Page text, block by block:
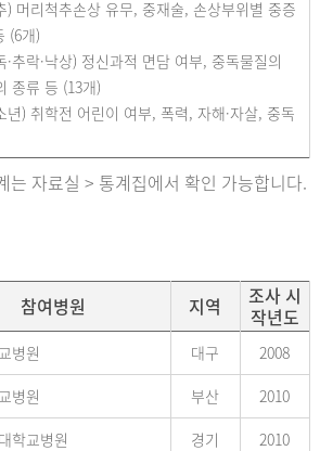
) 머리척추손상 유무, 중재술, 손상부위별 중증
(6개)
·추락·낙상) 정신과적 면담 여부, 중독물질의
종류 등 (13개)
년) 취학전 어린이 여부, 폭력, 자해·자살, 중독
는 자료실 > 통계집에서 확인 가능합니다.
참여병원 지역
조사 시
작년도
병원 대구
2008
병원
부산
2010
학교병원
경기
2010